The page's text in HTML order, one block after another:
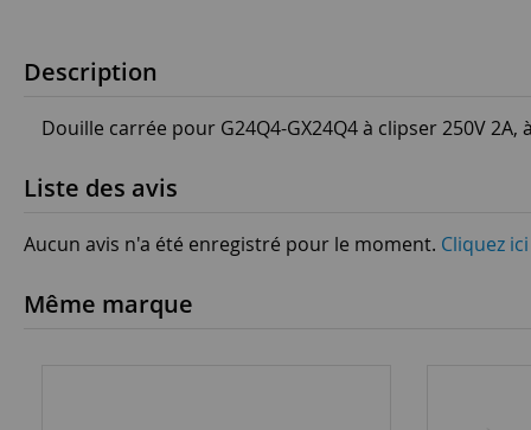
Description
Douille carrée pour G24Q4-GX24Q4 à clipser 250V
Liste des avis
Aucun avis n'a été enregistré pour le moment. Cliquez
Même marque